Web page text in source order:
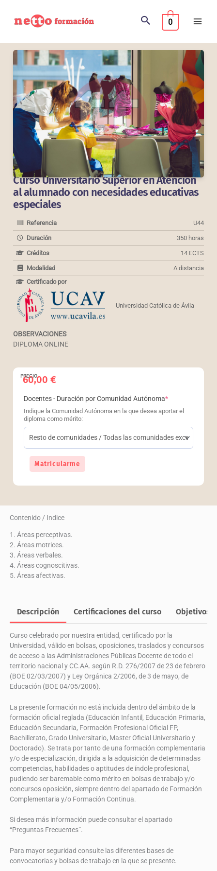
contenido
0
Curso Universitario Superior en Atención
al alumnado con necesidades educativas
especiales
OBSERVACIONES
DIPLOMA ONLINE
PRECIO
60,00€
Docentes - Duración por Comunidad Autónoma*(required)
Indique la Comunidad Autónoma en la que desea aportar el
diploma como mérito:
Curso
Universitario
alumnado
con
necesidades
educativas
especiales
cantidad
Matricularme
Referencia U44
Duración 350 horas
Créditos 14 ECTS
Modalidad
A distancia
Certificado por
Universidad Católica de Ávila
Contenido / Indice
1. Áreas perceptivas.
2. Áreas motrices.
3. Áreas verbales.
4. Áreas cognoscitivas.
5. Áreas afectivas.
Descripción Certificaciones del curso Objetivos
Curso celebrado por nuestra entidad, certificado por la
Universidad, válido en bolsas, oposiciones, traslados y concursos
de acceso a las Administraciones Públicas Docente de todo el
territorio nacional y CC.AA. según R.D. 276/2007 de 23 de febrero
(BOE 02/03/2007) y Ley Orgánica 2/2006, de 3 de mayo, de
Educación (BOE 04/05/2006).
La presente formación no está incluida dentro del ámbito de la
formación oficial reglada (Educación Infantil, Educación Primaria,
Educación Secundaria, Formación Profesional Oficial FP,
Bachillerato, Grado Universitario, Master Oficial Universitario y
Doctorado). Se trata por tanto de una formación complementaria
y/o de especialización, dirigida a la adquisición de determinadas
competencias, habilidades o aptitudes de índole profesional,
pudiendo ser baremable como mérito en bolsas de trabajo y/o
concursos oposición, siempre dentro del apartado de Formación
Complementaria y/o Formación Continua.
Si desea más información puede consultar el apartado
“Preguntas Frecuentes”.
Para mayor seguridad consulte las diferentes bases de
convocatorias y bolsas de trabajo en la que se presente.